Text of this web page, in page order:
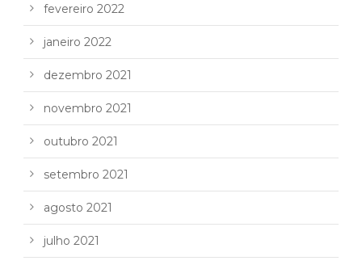
fevereiro 2022
janeiro 2022
dezembro 2021
novembro 2021
outubro 2021
setembro 2021
agosto 2021
julho 2021